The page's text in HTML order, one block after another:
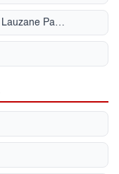
Rua Conselheiro Moreira De Barros, Lauzane Paulista